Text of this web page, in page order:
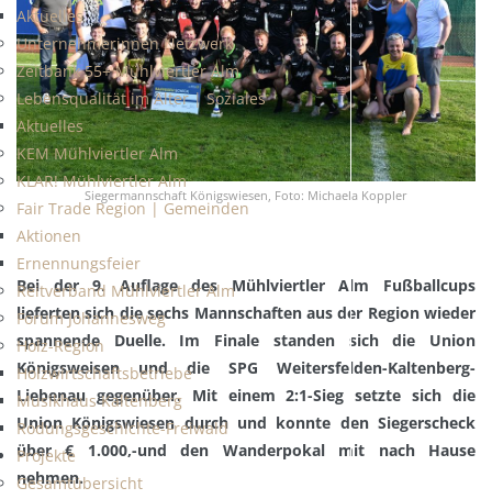
Aktuelles
Unternehmerinnen Netzwerk
Zeitbank 55+ Mühlviertler Alm
Lebensqualität im Alter | Soziales
Aktuelles
KEM Mühlviertler Alm
KLAR! Mühlviertler Alm
Fair Trade Region | Gemeinden
Aktionen
Ernennungsfeier
Reitverband Mühlviertler Alm
Forum Johannesweg
Holz-Region
Holzwirtschaftsbetriebe
Musikhaus Kaltenberg
Rodungsgeschichte-Freiwald
Projekte
Gesamtübersicht
Siegermannschaft Königswiesen, Foto: Michaela Koppler
Bei der 9. Auflage des Mühlviertler Alm Fußballcups
lieferten sich die sechs Mannschaften aus der Region wieder
spannende Duelle. Im Finale standen sich die Union
Königsweisen und die SPG Weitersfelden-Kaltenberg-
Liebenau gegenüber. Mit einem 2:1-Sieg setzte sich die
Union Königswiesen durch und konnte den Siegerscheck
über € 1.000,-und den Wanderpokal mit nach Hause
nehmen.